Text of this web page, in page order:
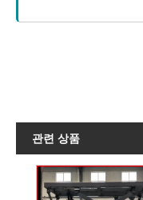
관련 상품